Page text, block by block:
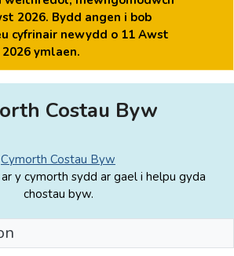
2026. Bydd angen i bob
cyfrinair newydd o 11 Awst
2026 ymlaen.
Costau Byw
Cymorth Costau Byw
y cymorth sydd ar gael i helpu gyda
chostau byw.